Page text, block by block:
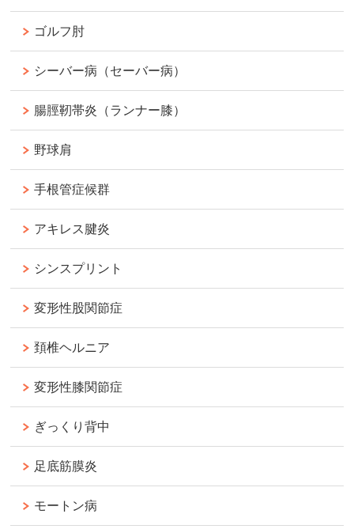
ゴルフ肘
シーバー病（セーバー病）
腸脛靭帯炎（ランナー膝）
野球肩
手根管症候群
アキレス腱炎
シンスプリント
変形性股関節症
頚椎ヘルニア
変形性膝関節症
ぎっくり背中
足底筋膜炎
モートン病